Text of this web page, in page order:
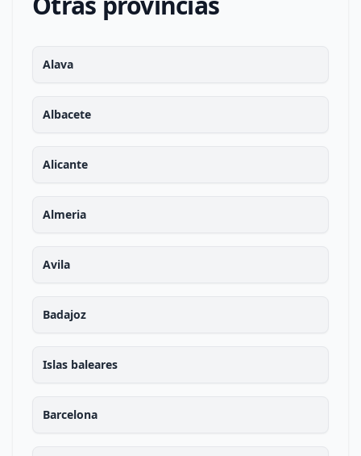
Alava
Albacete
Alicante
Almeria
Avila
Badajoz
Islas baleares
Barcelona